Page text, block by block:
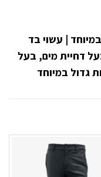
| עשוי בד
ובעל דחיית מים, בעל
גדול במיוחד